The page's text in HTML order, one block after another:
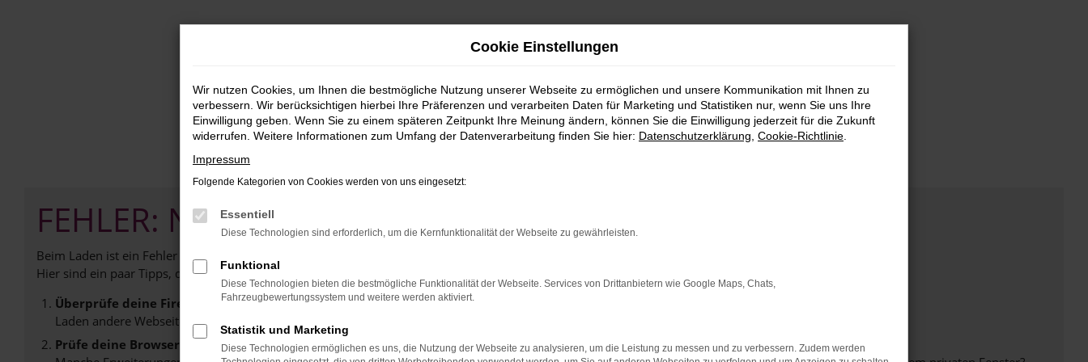
FEHLER: NETWORK ERROR
Beim Laden ist ein Fehler aufgetreten.
Hier sind ein paar Tipps, die dir helfen können:
Überprüfe deine Firewall und deine Internetverbindung.
Laden andere Webseiten, zum Beispiel deine Suchmaschine?
Prüfe deine Browsererweiterungen.
Cookie Einstellungen
Wir nutzen Cookies, um Ihnen die bestmögliche Nutzung unserer Webseite zu ermöglichen und unsere Kommunikation mit Ihnen zu
verbessern. Wir berücksichtigen hierbei Ihre Präferenzen und verarbeiten Daten für Marketing und Statistiken nur, wenn Sie uns Ihre
Einwilligung geben. Wenn Sie zu einem späteren Zeitpunkt Ihre Meinung ändern, können Sie die Einwilligung jederzeit für die Zukunft
widerrufen. Weitere Informationen zum Umfang der Datenverarbeitung finden Sie hier: Datenschutzerklärung Cookie-Richtlinie
Impressum
Folgende Kategorien von Cookies werden von uns eingesetzt:
Essentiell
Diese Technologien sind erforderlich, um die Kernfunktionalität der Webseite zu gewährleisten.
Funktional
Diese Technologien bieten die bestmögliche Funktionalität der Webseite. Services von Drittanbietern wie Google Maps, Chats,
Fahrzeugbewertungssystem und weitere werden aktiviert.
Statistik und Marketing
Diese Technologien ermöglichen es uns, die Nutzung der Webseite zu analysieren, um die Leistung zu messen und zu verbessern. Zudem werden